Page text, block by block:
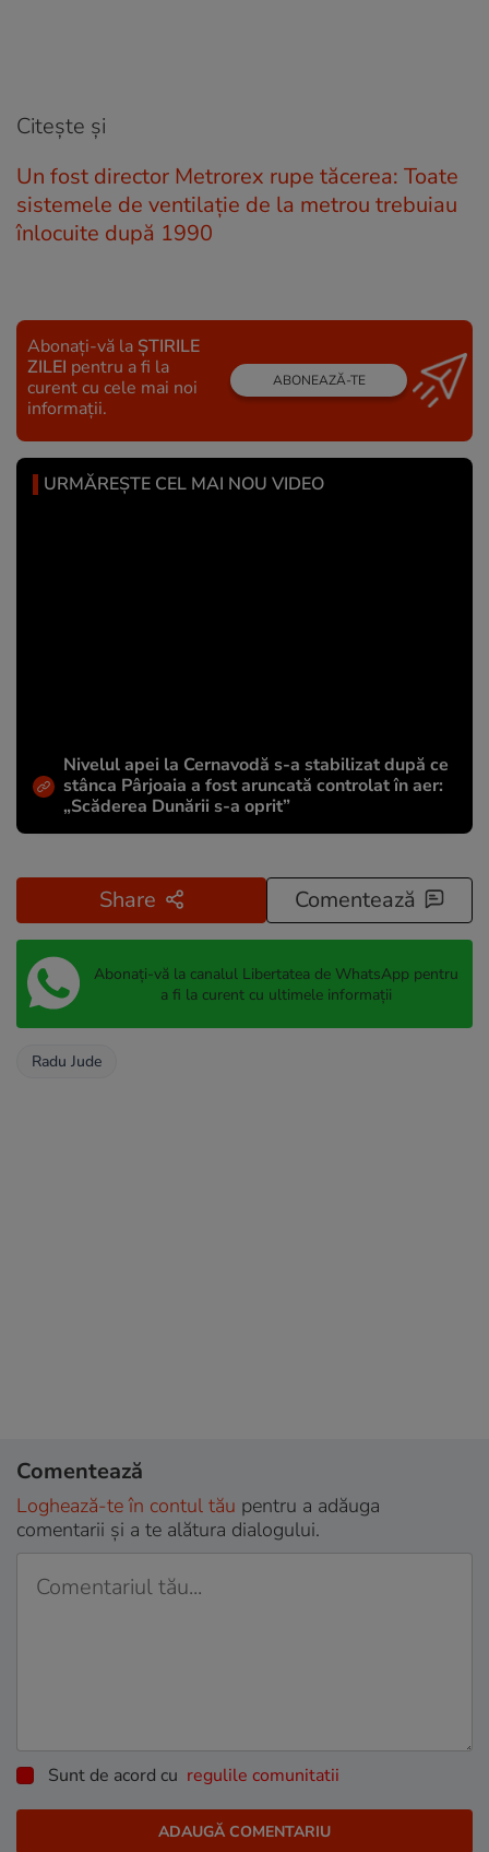
Citește și
Un fost director Metrorex rupe tăcerea: Toate
sistemele de ventilaţie de la metrou trebuiau
înlocuite după 1990
Abonați-vă la ȘTIRILE
ZILEI pentru a fi la
curent cu cele mai noi
informații.
ABONEAZĂ-TE
URMĂREȘTE CEL MAI NOU VIDEO
Nivelul apei la Cernavodă s-a stabilizat după ce
stânca Pârjoaia a fost aruncată controlat în aer:
„Scăderea Dunării s-a oprit”
Share Comentează
Abonați-vă la canalul Libertatea de WhatsApp pentru
a fi la curent cu ultimele informații
Radu Jude
Comentează
Loghează-te în contul tău pentru a adăuga
comentarii și a te alătura dialogului.
Sunt de acord cu regulile comunitatii